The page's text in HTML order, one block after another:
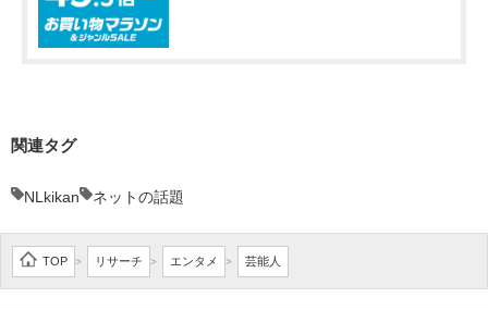
関連タグ
NLkikan ネットの話題
TOP > リサーチ > エンタメ > 芸能人